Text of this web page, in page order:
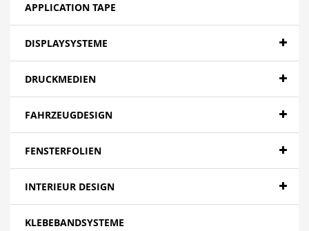
APPLICATION TAPE
DISPLAYSYSTEME
DRUCKMEDIEN
FAHRZEUGDESIGN
FENSTERFOLIEN
INTERIEUR DESIGN
KLEBEBANDSYSTEME